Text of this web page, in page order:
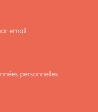
email
personnelles